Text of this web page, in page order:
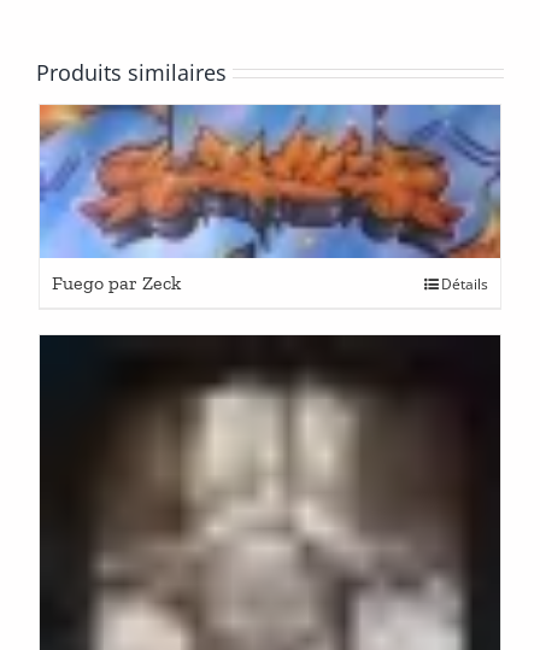
Produits similaires
Fuego par Zeck Détails